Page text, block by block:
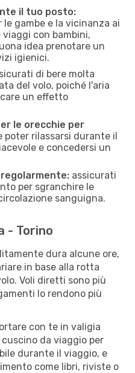
il tuo posto:
le gambe e la vicinanza ai
viaggi con bambini,
idea prenotare un
igienici.
di bere molta
del volo, poiché l'aria
un effetto
le orecchie per
poter rilassarsi durante il
e concedersi un
assicurati
per sgranchire le
sanguigna.
- Torino
dura alcune ore,
in base alla rotta
Voli diretti sono più
lo rendono più
con te in valigia
da viaggio per
durante il viaggio, e
come libri, riviste o